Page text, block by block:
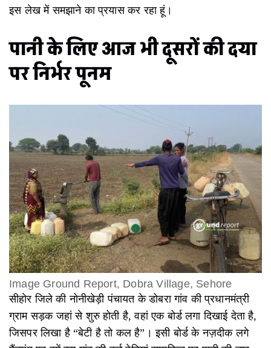
इस लेख में समझाने का प्रयास कर रहा हूं।
पानी के लिए आज भी दूसरों की दया
पर निर्भर पूनम
Image Ground Report, Dobra Village, Sehore
सीहोर जिले की नोनीखेड़ी पंचायत के डोबरा गांव की प्रधानमंत्री
ग्राम सड़क जहां से शुरु होती है, वहां एक बोर्ड लगा दिखाई देता है,
जिसपर लिखा है “बेटी है तो कल है”। इसी बोर्ड के नज़दीक लगे